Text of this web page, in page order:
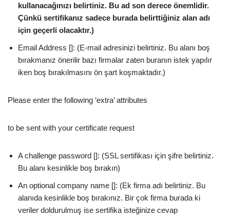
kullanacağınızı belirtiniz. Bu ad son derece önemlidir.
Çünkü sertifikanız sadece burada belirttiğiniz alan adı
için geçerli olacaktır.)
Email Address []: (E-mail adresinizi belirtiniz. Bu alanı boş
bırakmanız önerilir bazı firmalar zaten buranın istek yapılır
iken boş bırakılmasını ön şart koşmaktadır.)
Please enter the following ‘extra’ attributes
to be sent with your certificate request
A challenge password []: (SSL sertifikası için şifre belirtiniz.
Bu alanı kesinlikle boş bırakın)
An optional company name []: (Ek firma adı belirtiniz. Bu
alanıda kesinlikle boş bırakınız. Bir çok firma burada ki
veriler doldurulmuş ise sertifika isteğinize cevap